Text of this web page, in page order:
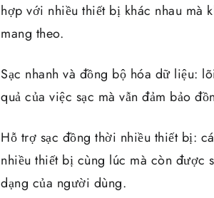
hợp với nhiều thiết bị khác nhau mà
mang theo.
Sạc nhanh và đồng bộ hóa dữ liệu:
quả của việc sạc mà vẫn đảm bảo
Hỗ trợ sạc đồng thời nhiều thiết bị:
nhiều thiết bị cùng lúc mà còn được
dạng của người dùng.